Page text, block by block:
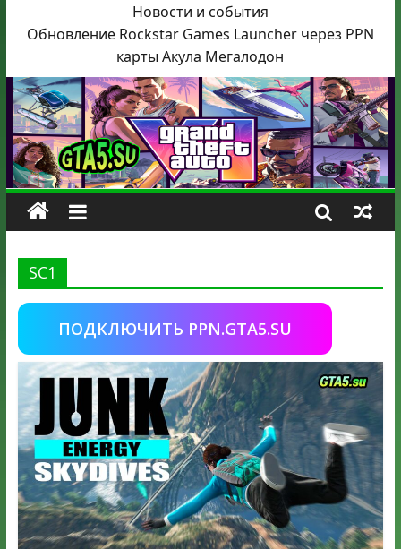
Новости и события
Обновление Rockstar Games Launcher через PPN
карты Акула Мегалодон
SC1
ПОДКЛЮЧИТЬ PPN.GTA5.SU